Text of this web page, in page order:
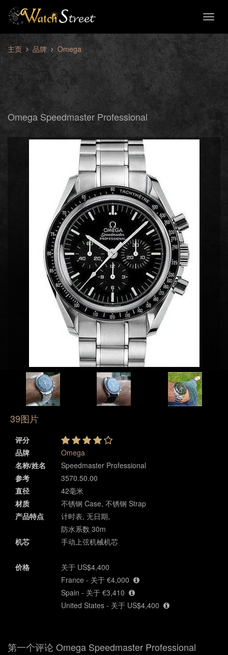
主页 品牌 Omega
Omega Speedmaster Professional
39图片
评分
品牌
Omega
名称/姓名
Speedmaster Professional
参考
3570.50.00
直径
42毫米
材质
不锈钢 Case, 不锈钢 Strap
产品特点
计时表, 无日期,
防水系数 30m
机芯
手动上弦机械机芯
价格
关于 US$4,400
France - 关于 €4,000
Spain - 关于 €3,410
United States - 关于 US$4,400
第一个评论 Omega Speedmaster Professional